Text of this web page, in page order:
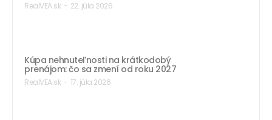
RealVEA.sk - 22. júla 2026
Kúpa nehnuteľnosti na krátkodobý
prenájom: čo sa zmení od roku 2027
RealVEA.sk - 17. júla 2026